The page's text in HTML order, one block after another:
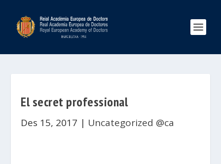
El secret professional
Des 15, 2017 | Uncategorized @ca